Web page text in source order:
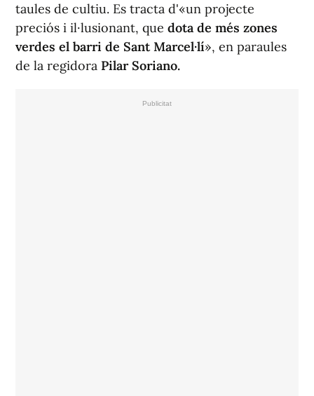
taules de cultiu. Es tracta d'«un projecte
preciós i il·lusionant, que dota de més zones
verdes el barri de Sant Marcel·lí», en paraules
de la regidora Pilar Soriano.